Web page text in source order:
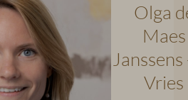
Olga
Maes
Vries